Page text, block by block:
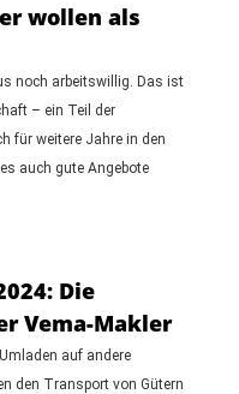
wollen als
noch arbeitswillig. Das ist
– ein Teil der
für weitere Jahre in den
auch gute Angebote
Die
Vema-Makler
auf andere
den Transport von Gütern